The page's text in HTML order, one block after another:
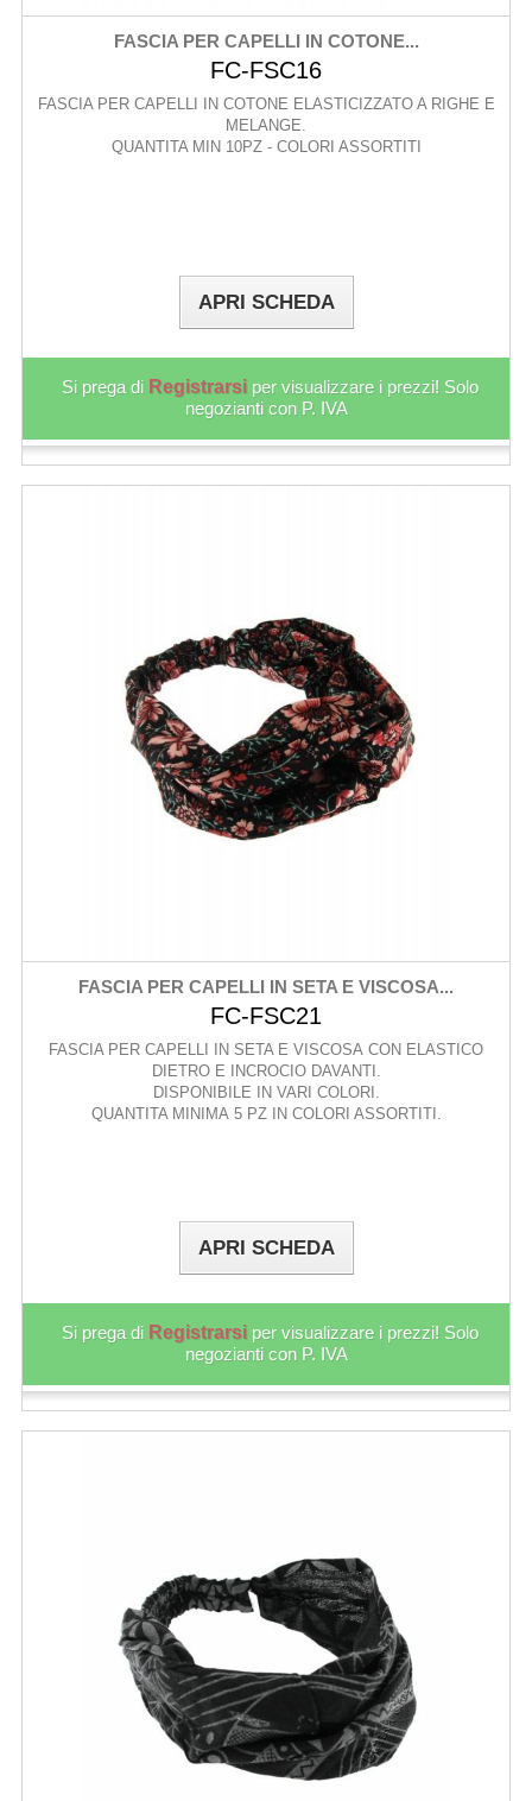
FASCIA PER CAPELLI IN COTONE...
FC-FSC16
FASCIA PER CAPELLI IN COTONE ELASTICIZZATO A RIGHE E
MELANGE.
QUANTITA MIN 10PZ - COLORI ASSORTITI
APRI SCHEDA
Si prega di Registrarsi per visualizzare i prezzi! Solo
negozianti con P. IVA
FASCIA PER CAPELLI IN SETA E VISCOSA...
FC-FSC21
FASCIA PER CAPELLI IN SETA E VISCOSA CON ELASTICO
DIETRO E INCROCIO DAVANTI.
DISPONIBILE IN VARI COLORI.
QUANTITA MINIMA 5 PZ IN COLORI ASSORTITI.
APRI SCHEDA
Si prega di Registrarsi per visualizzare i prezzi! Solo
negozianti con P. IVA